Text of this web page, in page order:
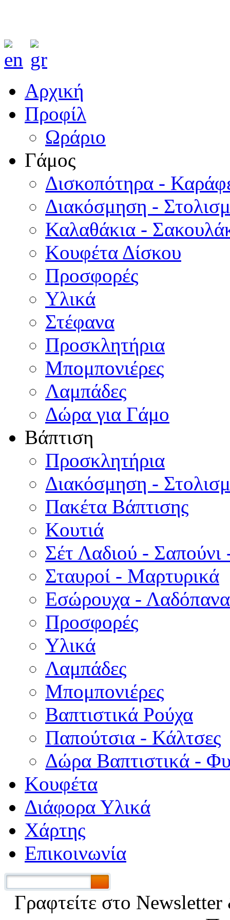
Αρχική
Προφίλ
Ωράριο
Γάμος
Δισκοπότηρα -
Διακόσμηση -
Καλαθάκια -
Κουφέτα Δίσκου
Προσφορές
Υλικά
Στέφανα
Προσκλητήρια
Μπομπονιέρες
Λαμπάδες
Δώρα για Γάμο
Βάπτιση
Προσκλητήρια
Διακόσμηση -
Πακέτα Βάπτισης
Κουτιά
Σέτ Λαδιού - Σαπούνι
Σταυροί - Μαρτυρικά
Εσώρουχα -
Προσφορές
Υλικά
Λαμπάδες
Μπομπονιέρες
Βαπτιστικά Ρούχα
Παπούτσια - Κάλτσες
Δώρα Βαπτιστικά -
Κουφέτα
Διάφορα Υλικά
Χάρτης
Επικοινωνία
Γραφτείτε στο Νewsletter